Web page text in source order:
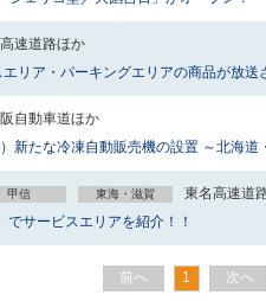
速道路ほか
リア・パーキングエリアの商品が放送
自動車道ほか
新たな冷凍自動販売機の設置 ～北海道
甲信 東海・滋賀
東名高速道
サービスエリアを紹介！！
前へ 1 次へ